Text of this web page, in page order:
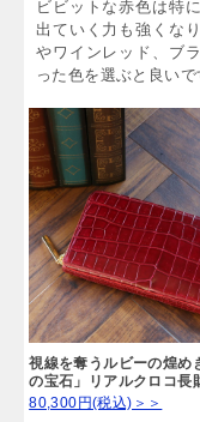
ビビットな赤色は特
出ていく力も強くな
やワインレッド、ブ
った色を選ぶと良いで
視線を奪うルビーの煌め
の宝石」リアルクロコ長
80,300円(税込)＞＞